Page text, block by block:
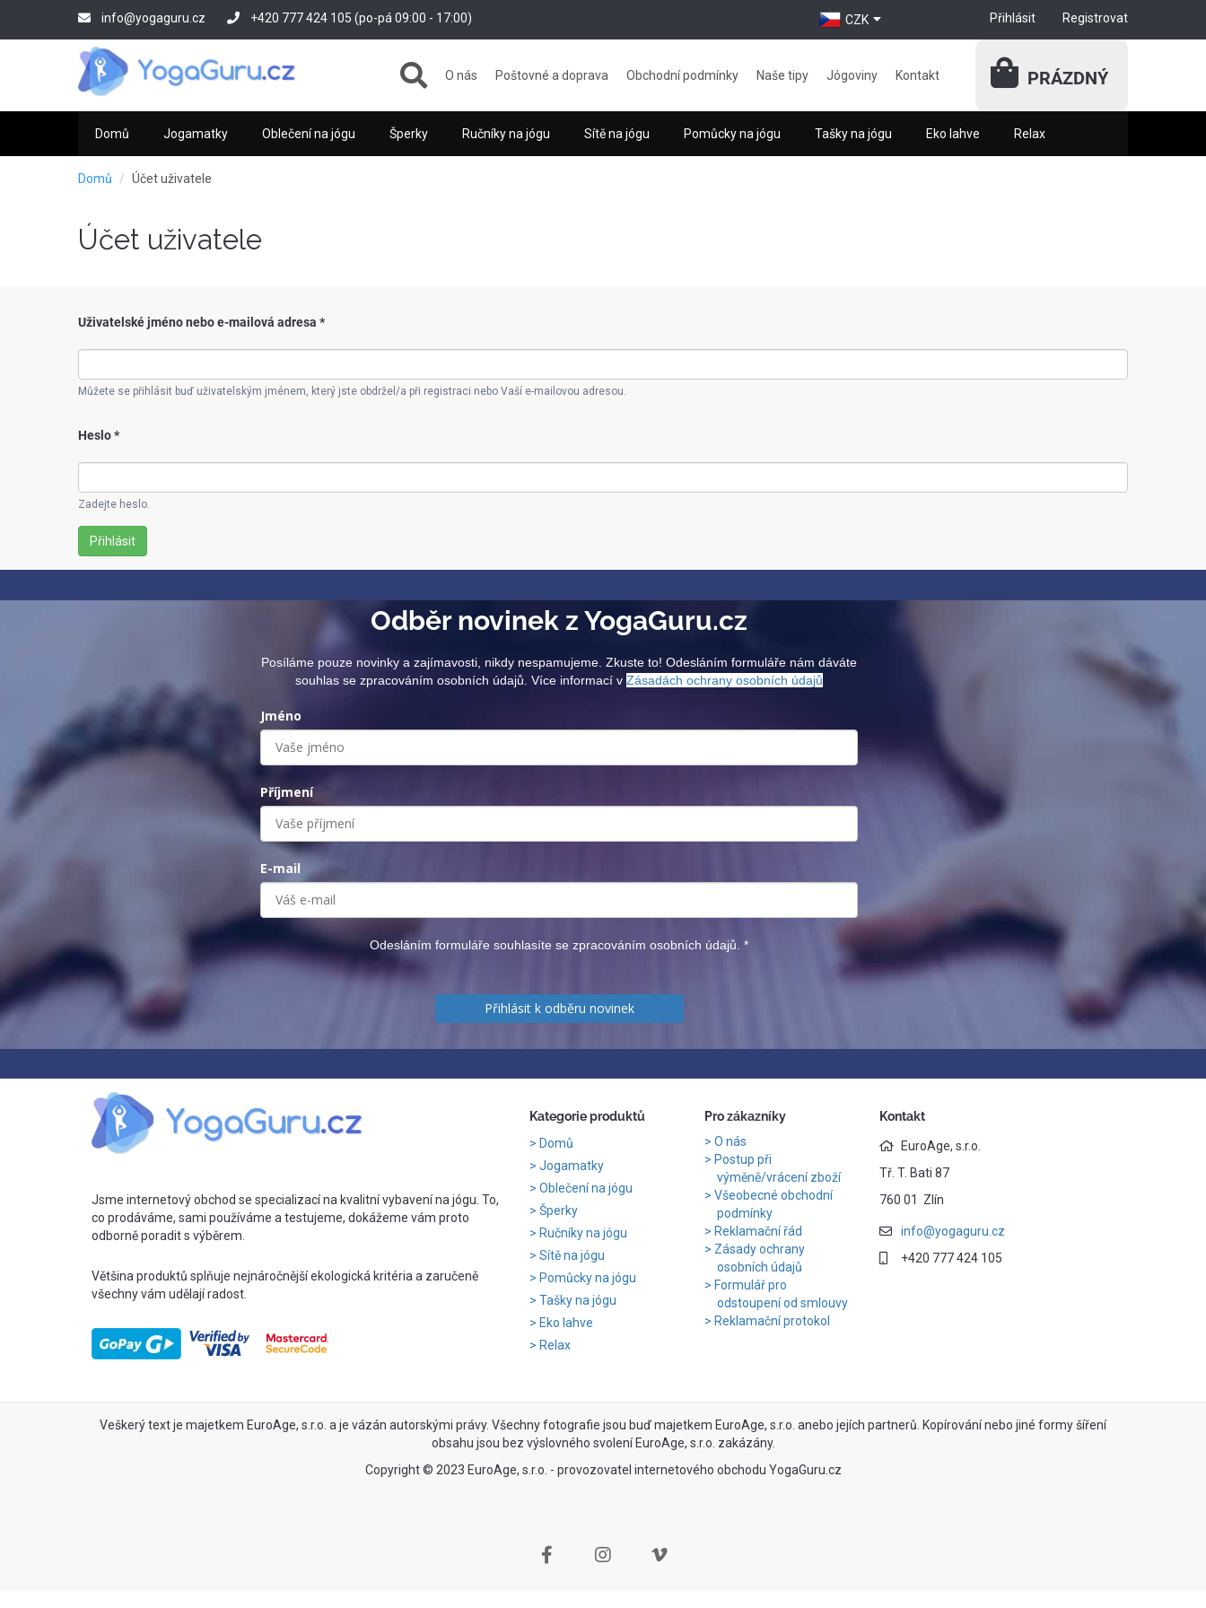
info@yogaguru.cz +420 777 424 105 (po-pá 09:00 - 17:00) Přihlásit Registrovat
CZK
O nás Poštovné a doprava Obchodní podmínky Naše tipy Jógoviny Kontakt PRÁZDNÝ
Domů Jogamatky Oblečení na jógu Šperky Ručníky na jógu Sítě na jógu Pomůcky na jógu Tašky na jógu Eko lahve Relax
Domů Účet uživatele
Účet uživatele
Uživatelské jméno nebo e-mailová adresa *
Můžete se přihlásit buď uživatelským jménem, který jste obdržel/a při registraci nebo Vaší e-mailovou adresou.
Heslo*
Zadejte heslo.
Přihlásit
Odběr novinek z YogaGuru.cz
Posíláme pouze novinky a zajímavosti, nikdy nespamujeme. Zkuste to! Odesláním formuláře nám dáváte
souhlas se zpracováním osobních údajů. Více informací vZásadách ochrany osobních údajů
Jméno
Příjmení
E-mail
Odesláním formuláře souhlasíte se zpracováním osobních údajů.*
Přihlásit k odběru novinek
Jsme internetový obchod se specializací na kvalitní vybavení na jógu. To,
co prodáváme, sami používáme a testujeme, dokážeme vám proto
odborně poradit s výběrem.
Většina produktů splňuje nejnáročnější ekologická kritéria a zaručeně
všechny vám udělají radost.
Kategorie produktů
Domů
Jogamatky
Oblečení na jógu
Šperky
Ručníky na jógu
Sítě na jógu
Pomůcky na jógu
Tašky na jógu
Eko lahve
Relax
Pro zákazníky
O nás
Postup při
výměně/vrácení zboží
Všeobecné obchodní
podmínky
Reklamační řád
Zásady ochrany
osobních údajů
Formulář pro
odstoupení od smlouvy
Reklamační protokol
Kontakt
EuroAge, s.r.o.
Tř. T. Bati 87
760 01 Zlín
info@yogaguru.cz
+420 777 424 105
Veškerý text je majetkem EuroAge, s.r.o. a je vázán autorskými právy. Všechny fotografie jsou buď majetkem EuroAge, s.r.o. anebo jejích partnerů. Kopírování nebo jiné formy šíření
obsahu jsou bez výslovného svolení EuroAge, s.r.o. zakázány.
Copyright © 2023 EuroAge, s.r.o. - provozovatel internetového obchodu YogaGuru.cz